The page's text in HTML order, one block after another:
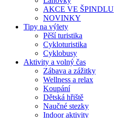
AKCE VE ŠPINDLU
NOVINKY
Tipy na výlety
Pěší turistika
Cykloturistika
Cyklobusy
Aktivity a volný čas
Zábava a zážitky
Wellness a relax
Koupání
Dětská hřiště
Naučné stezky
Indoor aktivity